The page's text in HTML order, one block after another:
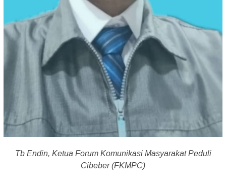
Tb Endin, Ketua Forum Komunikasi Masyarakat Peduli
Cibeber (FKMPC)